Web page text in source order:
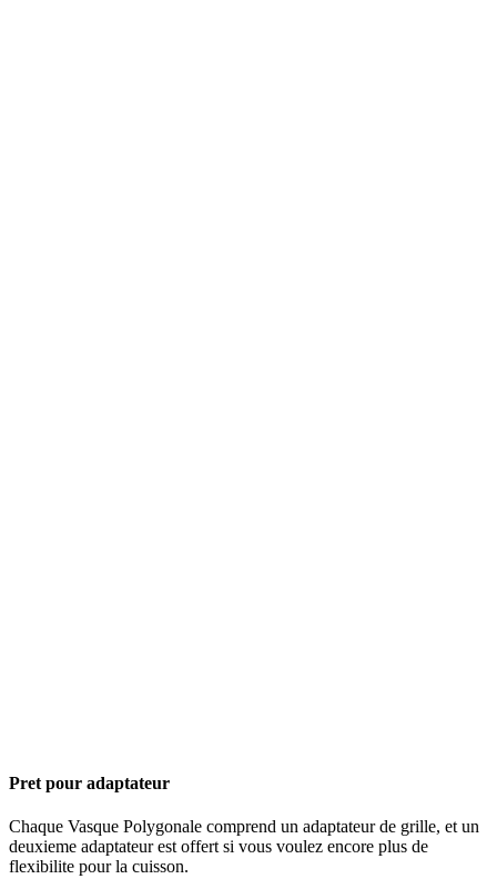
Pret pour adaptateur
Chaque Vasque Polygonale comprend un adaptateur de grille, et un
deuxieme adaptateur est offert si vous voulez encore plus de
flexibilite pour la cuisson.